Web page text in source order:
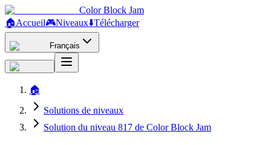
Color Block Jam
🏠Accueil🎮Niveaux⬇️Télécharger
Français
🏠
Solutions de niveaux
Solution du niveau 817 de Color Block Jam